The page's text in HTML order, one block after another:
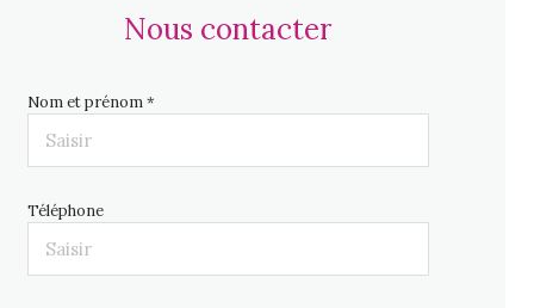
Nous contacter
Nom et prénom *
Téléphone